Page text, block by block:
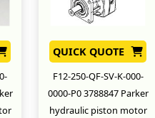
QUICK QUOTE
F12-250-QF-SV-K-000-
0000-P0 3788847 Parker
hydraulic piston motor